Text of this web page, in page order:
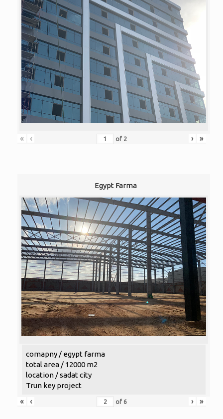
« ‹ of 2 › »
Egypt Farma
comapny / egypt farma
total area / 12000 m2
location / sadat city
Trun key project
«
‹ of 6 › »